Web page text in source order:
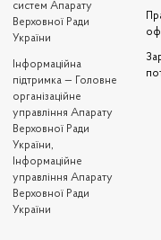
систем Апарату
Верховної Ради
України
Iнформаційна
підтримка — Головне
організаційне
управління Апарату
Верховної Ради
України,
Інформаційне
управління Апарату
Верховної Ради
України